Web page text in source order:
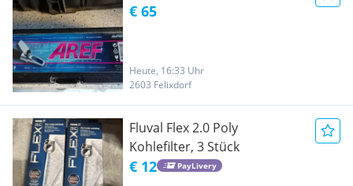
€ 65
Heute, 16:33 Uhr
2603 Felixdorf
Fluval Flex 2.0 Poly
Kohlefilter, 3 Stück
€ 12 PayLivery